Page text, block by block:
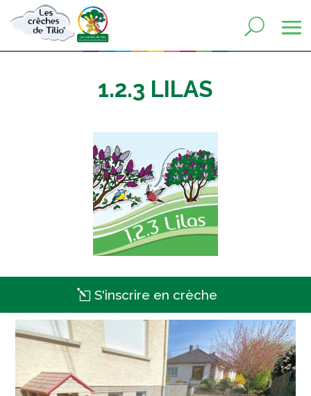
1.2.3 LILAS
S'inscrire en crèche